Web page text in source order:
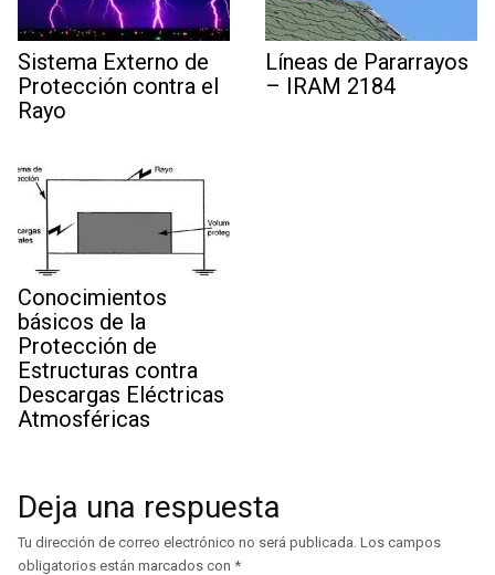
Sistema Externo de
Protección contra el
Rayo
Líneas de Pararrayos
– IRAM 2184
Conocimientos
básicos de la
Protección de
Estructuras contra
Descargas Eléctricas
Atmosféricas
Deja una respuesta
Tu dirección de correo electrónico no será publicada. Los campos
obligatorios están marcados con *